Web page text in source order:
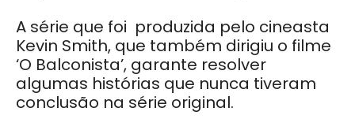
A série que foi produzida pelo cineasta
Kevin Smith, que também dirigiu o filme
‘O Balconista’, garante resolver
algumas histórias que nunca tiveram
conclusão na série original.